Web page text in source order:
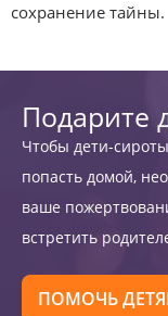
сохранение тайны.
Подарите
Чтобы дети-
попасть домой,
ваше
встретить
ПОМОЧЬ